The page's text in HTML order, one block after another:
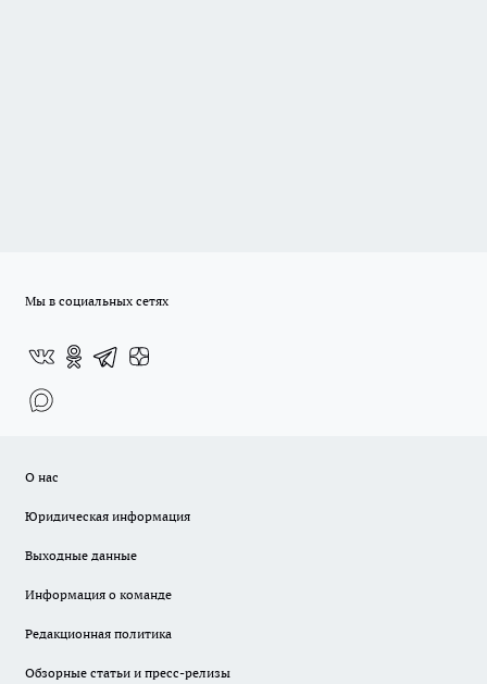
Мы в социальных сетях
О нас
Юридическая информация
Выходные данные
Информация о команде
Редакционная политика
Обзорные статьи и пресс-релизы